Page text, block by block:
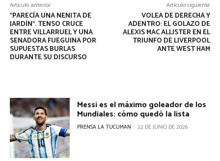
Artículo anterior
"PARECÍA UNA NENITA DE
JARDÍN". TENSO CRUCE
ENTRE VILLARRUEL Y UNA
SENADORA FUEGUINA POR
SUPUESTAS BURLAS
DURANTE SU DISCURSO
Artículo siguiente
VOLEA DE DERECHA Y
ADENTRO: EL GOLAZO DE
ALEXIS MAC ALLISTER EN EL
TRIUNFO DE LIVERPOOL
ANTE WEST HAM
Messi es el máximo goleador de los
Mundiales: cómo quedó la lista
PRENSA LA TUCUMAN - 22 DE JUNIO DE 2026